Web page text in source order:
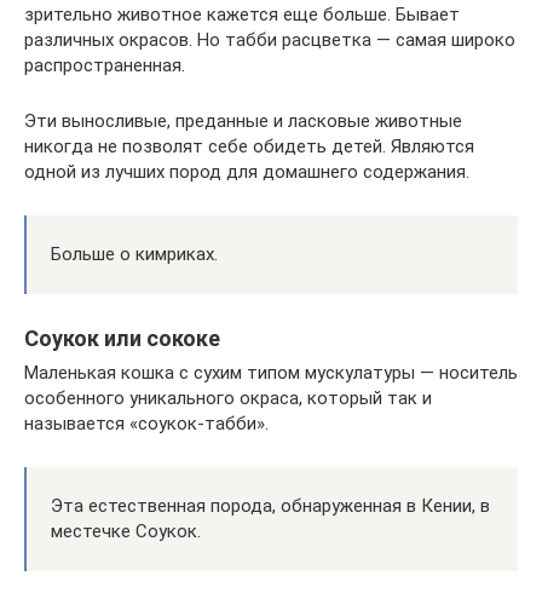
зрительно животное кажется еще больше. Бывает
различных окрасов. Но табби расцветка — самая широко
распространенная.
Эти выносливые, преданные и ласковые животные
никогда не позволят себе обидеть детей. Являются
одной из лучших пород для домашнего содержания.
Больше о кимриках.
Соукок или сококе
Маленькая кошка с сухим типом мускулатуры — носитель
особенного уникального окраса, который так и
называется «соукок-табби».
Эта естественная порода, обнаруженная в Кении, в
местечке Соукок.